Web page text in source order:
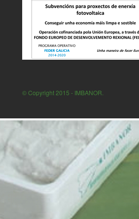
© Copyright 2015 - IMBANOR.